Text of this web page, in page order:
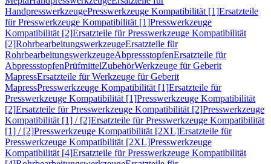
HandpresswerkzeugePresswerkzeuge Kompatibilität [1]Ersatzteile
für Presswerkzeuge Kompatibilität [1]Presswerkzeuge
Kompatibilität [2]Ersatzteile für Presswerkzeuge Kompatibilität
[2]RohrbearbeitungswerkzeugeErsatzteile für
RohrbearbeitungswerkzeugeAbpressstopfenErsatzteile für
AbpressstopfenPrüfmittelZubehörWerkzeuge für Geberit
MapressErsatzteile für Werkzeuge für Geberit
MapressPresswerkzeuge Kompatibilität [1]Ersatzteile für
Presswerkzeuge Kompatibilität [1]Presswerkzeuge Kompatibilität
[2]Ersatzteile für Presswerkzeuge Kompatibilität [2]Presswerkzeuge
Kompatibilität [1] / [2]Ersatzteile für Presswerkzeuge Kompatibilität
[1] / [2]Presswerkzeuge Kompatibilität [2XL]Ersatzteile für
Presswerkzeuge Kompatibilität [2XL]Presswerkzeuge
Kompatibilität [4]Ersatzteile für Presswerkzeuge Kompatibilität